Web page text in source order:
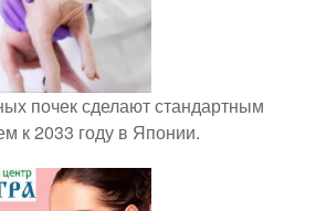
почек сделают стандартным
к 2033 году в Японии.